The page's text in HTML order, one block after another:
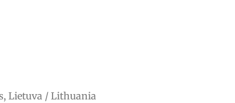
Lietuva / Lithuania